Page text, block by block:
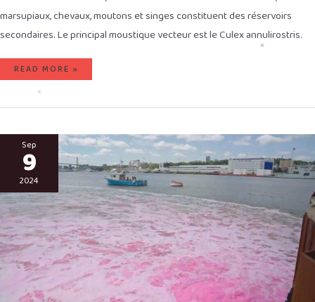
marsupiaux, chevaux, moutons et singes constituent des réservoirs
secondaires. Le principal moustique vecteur est le Culex annulirostris.
READ MORE »
Sep
9
2024
LES
OCÉANS
POURRAIENT
ASSUMER
L’ABSORPTION
DU
SURPLUS
DE
DIOXYDE
DE
CARBONE
ET
AUTRES
GAZ
ÉMIS
PAR
L’HUMANITÉ.